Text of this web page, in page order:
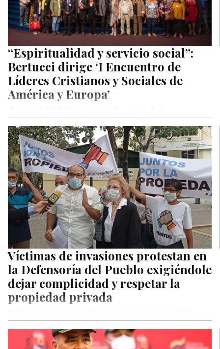
“Espiritualidad y servicio social”:
Bertucci dirige ‘I Encuentro de
Líderes Cristianos y Sociales de
América y Europa’
Víctimas de invasiones protestan en
la Defensoría del Pueblo exigiéndole
dejar complicidad y respetar la
propiedad privada
Defensoría del Pueblo en protesta por la falta de acción del
organismo…